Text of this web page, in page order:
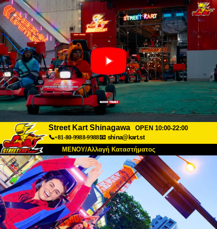
Street Kart Shinagawa
OPEN 10:00-22:00
📞+81-80-9988-9988📧 shina@kart.st
ΜΕΝΟΥ/Αλλαγή Καταστήματος
ΚΥΡΙΩΣ
Σχετικά Προδιαγραφές Τιμές
Πρόσβαση Αναφορές Συχνές Ερωτήσεις
Εταιρεία Κράτηση